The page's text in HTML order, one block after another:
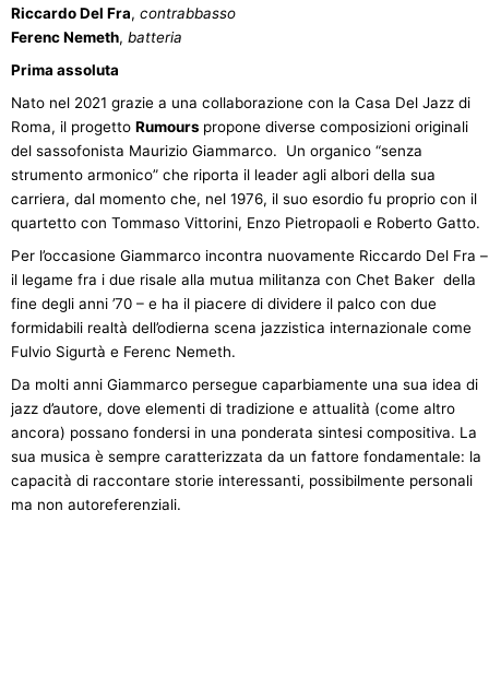
Riccardo Del Fra, contrabbasso
Ferenc Nemeth, batteria
Prima assoluta
Nato nel 2021 grazie a una collaborazione con la Casa Del Jazz di
Roma, il progetto Rumours propone diverse composizioni originali
del sassofonista Maurizio Giammarco. Un organico “senza
strumento armonico” che riporta il leader agli albori della sua
carriera, dal momento che, nel 1976, il suo esordio fu proprio con il
quartetto con Tommaso Vittorini, Enzo Pietropaoli e Roberto Gatto.
Per l’occasione Giammarco incontra nuovamente Riccardo Del Fra –
il legame fra i due risale alla mutua militanza con Chet Baker della
fine degli anni ’70 – e ha il piacere di dividere il palco con due
formidabili realtà dell’odierna scena jazzistica internazionale come
Fulvio Sigurtà e Ferenc Nemeth.
Da molti anni Giammarco persegue caparbiamente una sua idea di
jazz d’autore, dove elementi di tradizione e attualità (come altro
ancora) possano fondersi in una ponderata sintesi compositiva. La
sua musica è sempre caratterizzata da un fattore fondamentale: la
capacità di raccontare storie interessanti, possibilmente personali
ma non autoreferenziali.